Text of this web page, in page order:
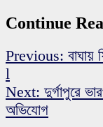
Continue
Previous: বাঘায়
l
Next: দুর্গাপুরে
অভিযোগ